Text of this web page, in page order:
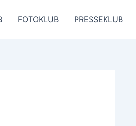
FOTOKLUB PRESSEKLUB